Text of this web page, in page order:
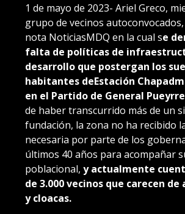
1 de mayo de 2023- Ariel Greco,
grupo de vecinos
nota NoticiasMDQ en la cual se
falta de políticas de
desarrollo que postergan los
habitantes deEstación
en el Partido de General
de haber transcurrido más de un
fundación, la zona no ha recibido
necesaria por parte de los
últimos 40 años para acompañar
poblacional, y actualmente
de 3.000 vecinos que carecen
y cloacas.